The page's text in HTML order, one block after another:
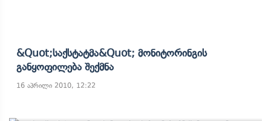
&quot;საქსტატმა&quot; Მონიტორინგის
Განყოფილება Შექმნა
16 აპრილი 2010, 12:22